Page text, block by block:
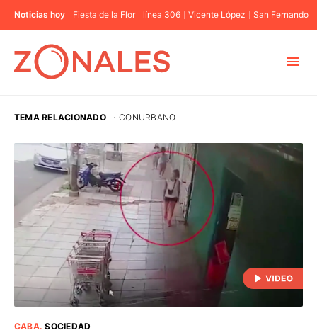
Noticias hoy Fiesta de la Flor línea 306 Vicente López San Fernando
CABA
BUENOS AIRES
PROVINCIAS
ELECCIONES 2023
TEMA RELACIONADO · CONURBANO
CABA.SOCIEDAD